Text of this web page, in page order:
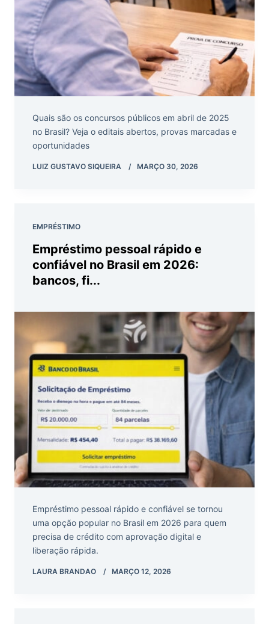
Quais são os concursos públicos em abril de 2025
no Brasil? Veja o editais abertos, provas marcadas e
oportunidades
LUIZ GUSTAVO SIQUEIRA MARÇO 30, 2026
EMPRÉSTIMO
Empréstimo pessoal rápido e
confiável no Brasil em 2026:
bancos, fi...
Empréstimo pessoal rápido e confiável se tornou
uma opção popular no Brasil em 2026 para quem
precisa de crédito com aprovação digital e
liberação rápida.
LAURA BRANDAO MARÇO 12, 2026